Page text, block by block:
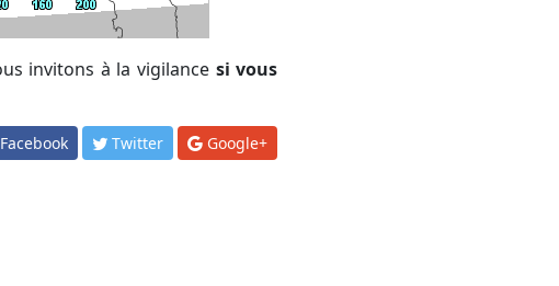
invitons à la vigilance si vous
Facebook Twitter Google+